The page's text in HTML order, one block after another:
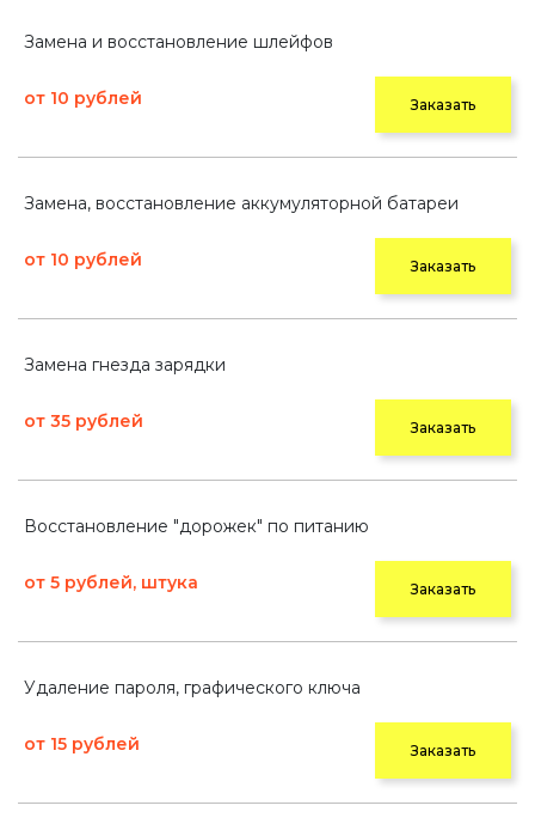
Замена и восстановление шлейфов
от 10 рублей Заказать
Замена, восстановление аккумуляторной батареи
от 10 рублей Заказать
Замена гнезда зарядки
от 35 рублей Заказать
Восстановление "дорожек" по питанию
от 5 рублей, штука Заказать
Удаление пароля, графического ключа
от 15 рублей Заказать